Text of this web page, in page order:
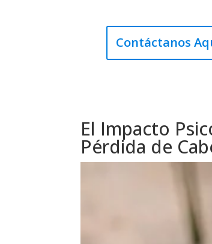
Contáctanos
El Impacto
Pérdida de